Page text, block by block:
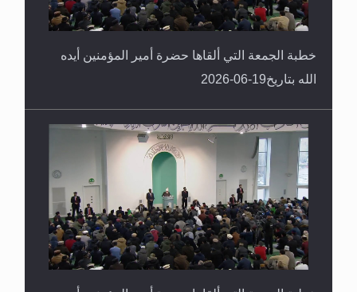
خطبة الجمعة التي ألقاها حضرة أمير المؤمنين أيده
الله بتاريخ19-06-2026